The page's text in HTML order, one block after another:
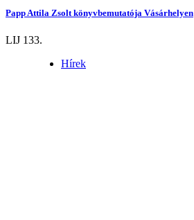
Papp Attila Zsolt könyvbemutatója Vásárhelyen
LIJ 133.
Hírek